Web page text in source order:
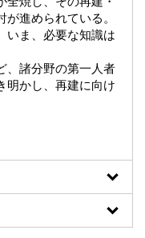
進められている。
いま、必要な知識は
、諸分野の第一人者
明かし、再建に向け